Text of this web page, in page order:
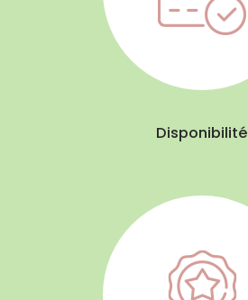
Disponibilité